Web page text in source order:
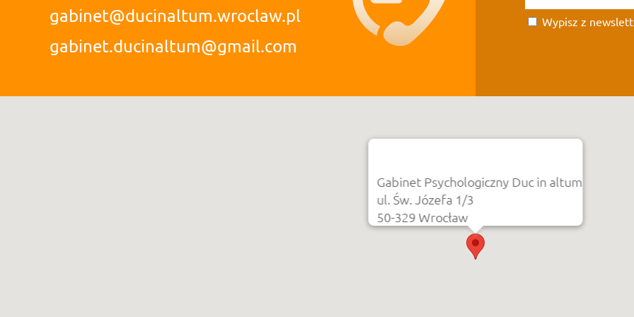
gabinet@ducinaltum.wroclaw.pl
gabinet.ducinaltum@gmail.com
Wypisz z
Gabinet Psychologiczny Duc in altum
ul. Św. Józefa 1/3
50-329 Wrocław